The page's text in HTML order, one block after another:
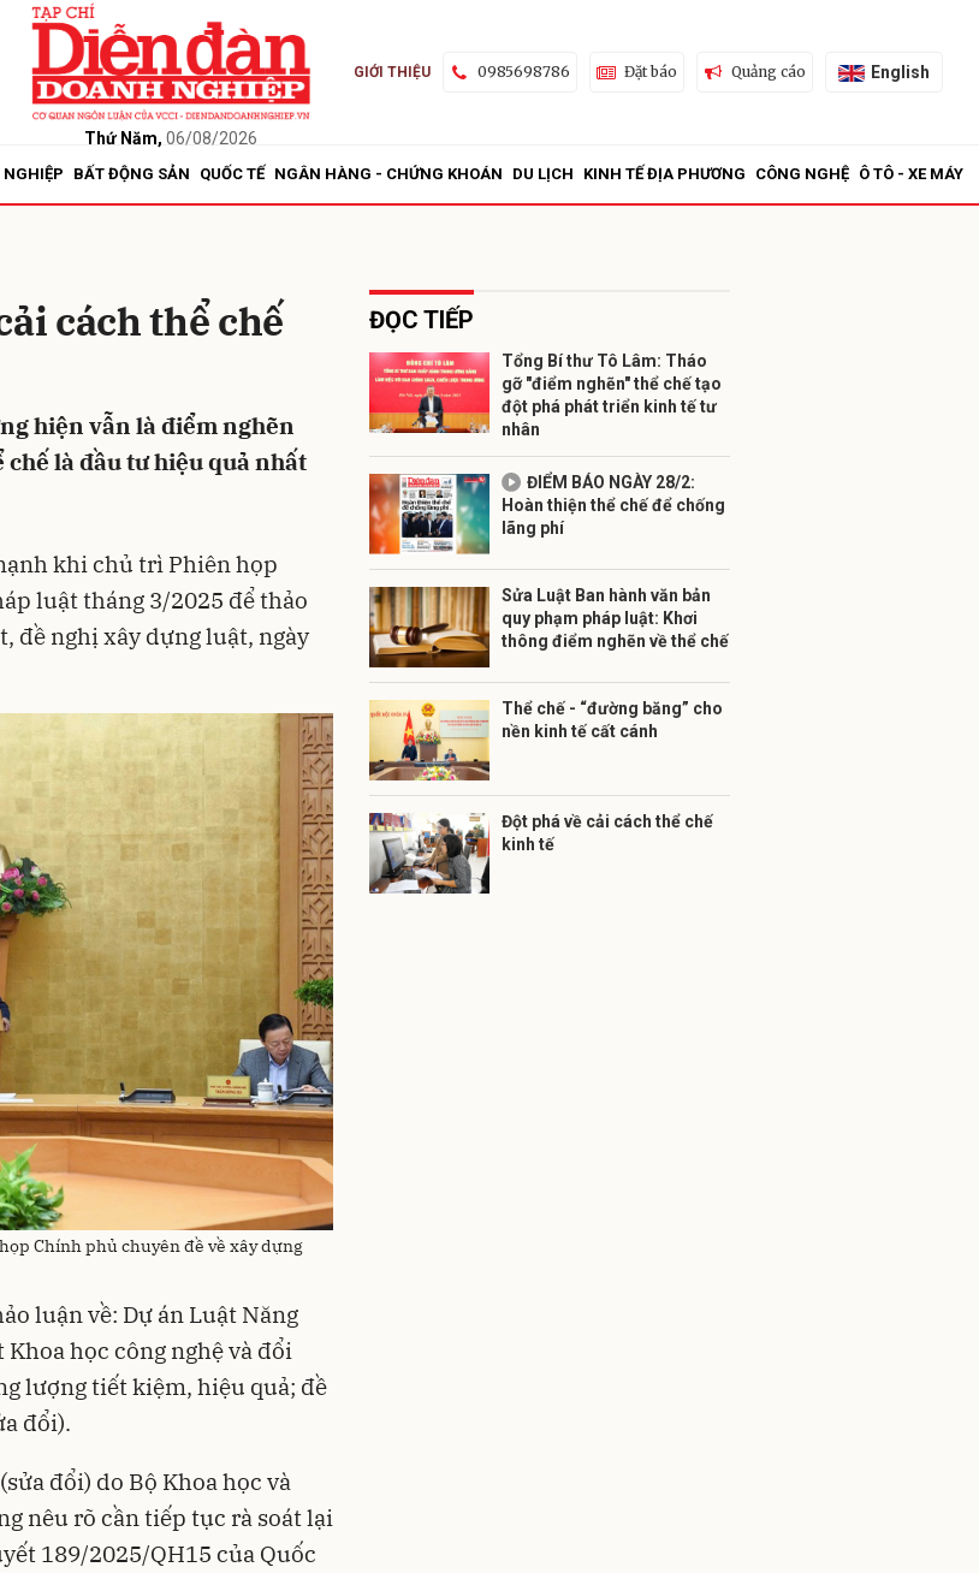
Thứ Năm, 06/08/2026
GIỚI THIỆU 0985698786 Đặt báo Quảng cáo English
NGHIỆP BẤT ĐỘNG SẢN QUỐC TẾ NGÂN HÀNG - CHỨNG KHOÁN DU LỊCH KINH TẾ ĐỊA PHƯƠNG CÔNG NGHỆ Ô TÔ - XE MÁY
cách thể chế
hiện vẫn là điểm nghẽn
là đầu tư hiệu quả nhất
khi chủ trì Phiên họp
luật tháng 3/2025 để thảo
đề nghị xây dựng luật, ngày
Chính phủ chuyên đề về xây dựng
luận về: Dự án Luật Năng
học công nghệ và đổi
lượng tiết kiệm, hiệu quả; đề
đổi).
đổi) do Bộ Khoa học và
nêu rõ cần tiếp tục rà soát lại
189/2025/QH15 của Quốc
ĐỌC TIẾP
Tổng Bí thư Tô Lâm: Tháo
gỡ "điểm nghẽn" thể chế tạo
đột phá phát triển kinh tế tư
nhân
ĐIỂM BÁO NGÀY 28/2:
Hoàn thiện thể chế để chống
lãng phí
Sửa Luật Ban hành văn bản
quy phạm pháp luật: Khơi
thông điểm nghẽn về thể chế
Thể chế - “đường băng” cho
nền kinh tế cất cánh
Đột phá về cải cách thể chế
kinh tế
Gửi